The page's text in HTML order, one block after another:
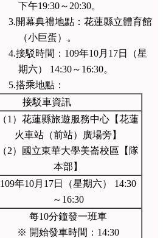
下午19:30～20:30。
3.開幕典禮地點：花蓮縣立體育館
（小巨蛋）。
4.接駁時間：109年10月17日（星
期六） 14:30～16:30。
5.搭乘地點：
接駁車資訊
（1）花蓮縣旅遊服務中心【花蓮
火車站（前站）廣場旁】
（2）國立東華大學美崙校區【隊
本部】
109年10月17日（星期六） 14:30
～16:30
每10分鐘發一班車
※ 開始發車時間：14:30